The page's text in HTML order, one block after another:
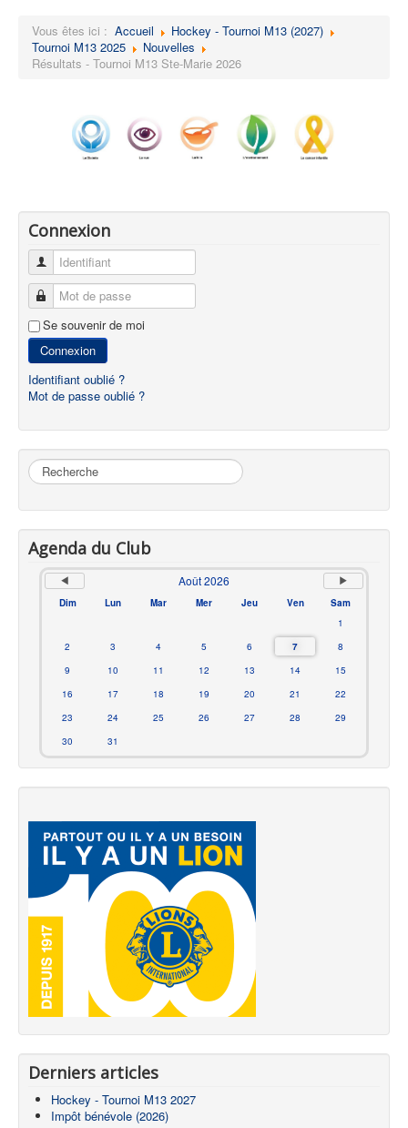
Vous êtes ici : Accueil
Hockey - Tournoi M13 (2027)
Tournoi M13 2025
Nouvelles
Résultats - Tournoi M13 Ste-Marie 2026
Connexion
Identifiant
Mot de passe
Se souvenir de moi
Connexion
Identifiant oublié ?
Mot de passe oublié ?
Rechercher
Agenda du Club
Août 2026
Dim Lun Mar Mer Jeu Ven
Sam
1
2
3 4 5 6 7
8
9
10 11 12 13 14
15
16
17 18 19 20 21
22
23
24 25 26 27 28
29
30
31
Derniers articles
Hockey - Tournoi M13 2027
Impôt bénévole (2026)